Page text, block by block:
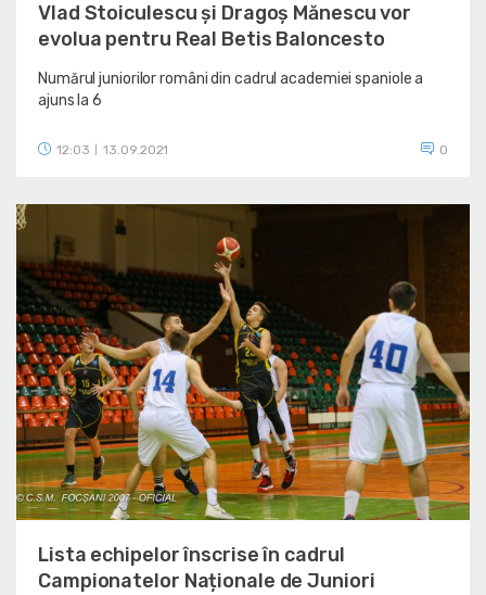
Vlad Stoiculescu și Dragoș Mănescu vor
evolua pentru Real Betis Baloncesto
Numărul juniorilor români din cadrul academiei spaniole a
ajuns la 6
12:03 13.09.2021 0
Lista echipelor înscrise în cadrul
Campionatelor Naționale de Juniori